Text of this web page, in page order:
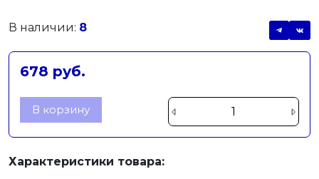
В наличии: 8
678 руб.
В корзину
Характеристики товара: